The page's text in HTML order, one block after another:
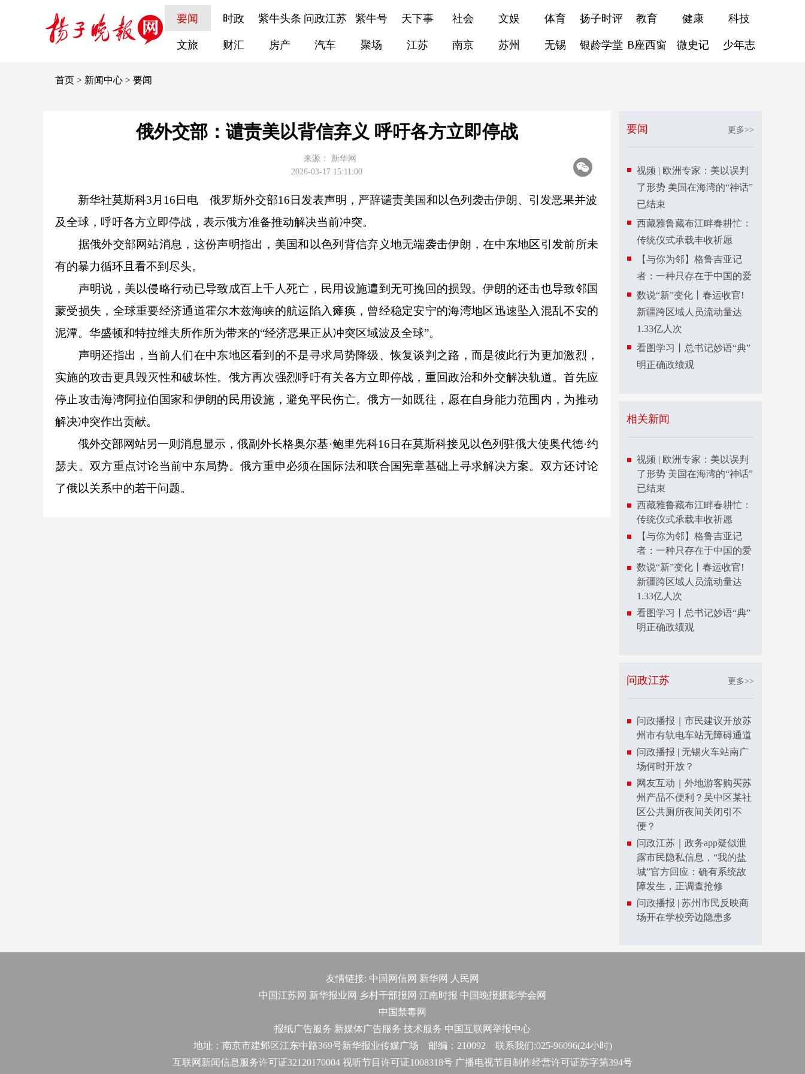
要闻 时政 紫牛头条 问政江苏 紫牛号 天下事 社会 文娱 体育 扬子时评 教育 健康 科技
文旅 财汇 房产 汽车 聚场 江苏 南京 苏州 无锡 银龄学堂 B座西窗 微史记 少年志
首页 > 新闻中心 > 要闻
俄外交部：谴责美以背信弃义 呼吁各方立即停战
来源：
新华网
2026-03-17 15:11:00
新华社莫斯科3月16日电 俄罗斯外交部16日发表声明，严辞谴责美国和以色列袭击伊朗、引发恶果并波
及全球，呼吁各方立即停战，表示俄方准备推动解决当前冲突。
据俄外交部网站消息，这份声明指出，美国和以色列背信弃义地无端袭击伊朗，在中东地区引发前所未
有的暴力循环且看不到尽头。
声明说，美以侵略行动已导致成百上千人死亡，民用设施遭到无可挽回的损毁。伊朗的还击也导致邻国
蒙受损失，全球重要经济通道霍尔木兹海峡的航运陷入瘫痪，曾经稳定安宁的海湾地区迅速坠入混乱不安的
泥潭。华盛顿和特拉维夫所作所为带来的“经济恶果正从冲突区域波及全球”。
声明还指出，当前人们在中东地区看到的不是寻求局势降级、恢复谈判之路，而是彼此行为更加激烈，
实施的攻击更具毁灭性和破坏性。俄方再次强烈呼吁有关各方立即停战，重回政治和外交解决轨道。首先应
停止攻击海湾阿拉伯国家和伊朗的民用设施，避免平民伤亡。俄方一如既往，愿在自身能力范围内，为推动
解决冲突作出贡献。
俄外交部网站另一则消息显示，俄副外长格奥尔基·鲍里先科16日在莫斯科接见以色列驻俄大使奥代德·约
瑟夫。双方重点讨论当前中东局势。俄方重申必须在国际法和联合国宪章基础上寻求解决方案。双方还讨论
了俄以关系中的若干问题。
要闻 更多>>
视频 | 欧洲专家：美以误判
了形势 美国在海湾的“神话”
已结束
西藏雅鲁藏布江畔春耕忙：
传统仪式承载丰收祈愿
【与你为邻】格鲁吉亚记
者：一种只存在于中国的爱
数说“新”变化丨春运收官!
新疆跨区域人员流动量达
1.33亿人次
看图学习丨总书记妙语“典”
明正确政绩观
相关新闻
视频 | 欧洲专家：美以误判
了形势 美国在海湾的“神话”
已结束
西藏雅鲁藏布江畔春耕忙：
传统仪式承载丰收祈愿
【与你为邻】格鲁吉亚记
者：一种只存在于中国的爱
数说“新”变化丨春运收官!
新疆跨区域人员流动量达
1.33亿人次
看图学习丨总书记妙语“典”
明正确政绩观
问政江苏 更多>>
问政播报｜市民建议开放苏
州市有轨电车站无障碍通道
问政播报 | 无锡火车站南广
场何时开放？
网友互动｜外地游客购买苏
州产品不便利？吴中区某社
区公共厕所夜间关闭引不
便？
问政江苏｜政务app疑似泄
露市民隐私信息，“我的盐
城”官方回应：确有系统故
障发生，正调查抢修
问政播报 | 苏州市民反映商
场开在学校旁边隐患多
友情链接: 中国网信网 新华网
人民网
中国江苏网 新华报业网 乡村干部报网 江南时报 中国晚报摄影学会网
中国禁毒网
报纸广告服务 新媒体广告服务 技术服务 中国互联网举报中心
地址：南京市建邺区江东中路369号新华报业传媒广场 邮编：210092 联系我们:025-96096(24小时)
互联网新闻信息服务许可证32120170004 视听节目许可证1008318号 广播电视节目制作经营许可证苏字第394号